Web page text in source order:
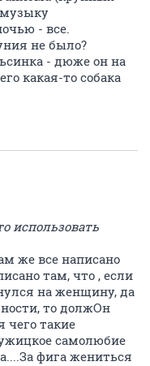
- все.
не было?
- дюже он на
какая-то собака
использовать
же все написано
там, что , если
на женщину, да
то должОн
чего такие
самолюбие
фига жениться